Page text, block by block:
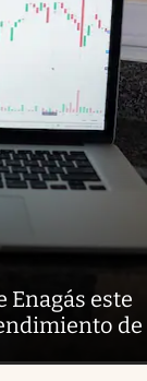
Enagás este
de